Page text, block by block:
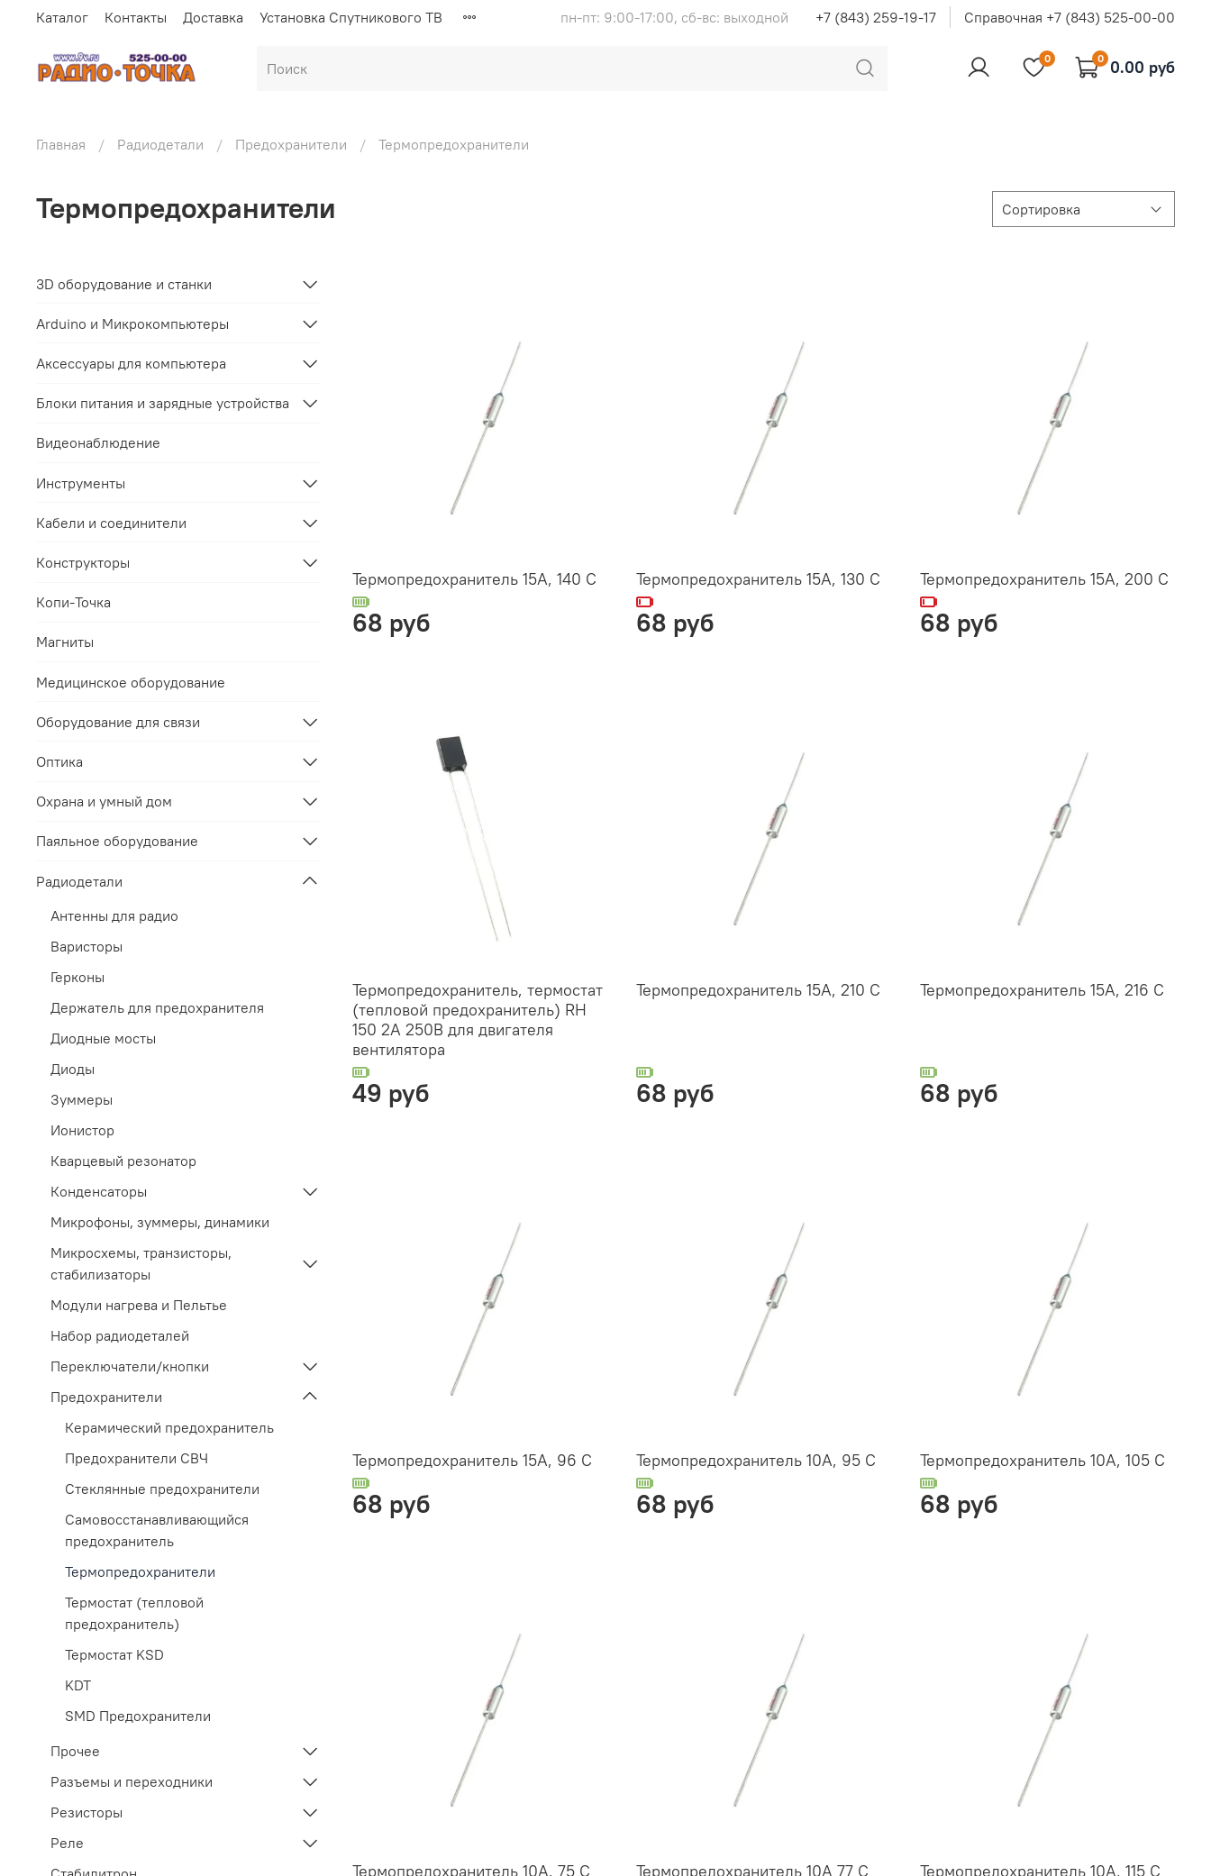
Каталог Контакты Доставка Установка Спутникового ТВ пн-пт: 9:00-17:00, сб-вс: выходной +7 (843) 259-19-17 Справочная +7 (843) 525-00-00
0 0 0.00 руб
Главная Радиодетали Предохранители Термопредохранители
Термопредохранители
Термопредохранитель 15А, 140 C
68 руб
Термопредохранитель 15А, 130 C
68 руб
Термопредохранитель 15А, 200 C
68 руб
Термопредохранитель, термостат
(тепловой предохранитель) RH
150 2А 250B для двигателя
вентилятора
49 руб
Термопредохранитель 15А, 210 C
68 руб
Термопредохранитель 15А, 216 С
68 руб
Термопредохранитель 15А, 96 С
68 руб
Термопредохранитель 10А, 95 С
68 руб
Термопредохранитель 10А, 105 С
68 руб
Термопредохранитель 10А, 75 С Термопредохранитель 10А 77 С Термопредохранитель 10А, 115 С
3D оборудование и станки
Arduino и Микрокомпьютеры
Аксессуары для компьютера
Блоки питания и зарядные устройства
Видеонаблюдение
Инструменты
Кабели и соединители
Конструкторы
Копи-Точка
Магниты
Медицинское оборудование
Оборудование для связи
Оптика
Охрана и умный дом
Паяльное оборудование
Радиодетали
Антенны для радио
Варисторы
Герконы
Держатель для предохранителя
Диодные мосты
Диоды
Зуммеры
Ионистор
Кварцевый резонатор
Конденсаторы
Микрофоны, зуммеры, динамики
Микросхемы, транзисторы,
стабилизаторы
Модули нагрева и Пельтье
Набор радиодеталей
Переключатели/кнопки
Предохранители
Керамический предохранитель
Предохранители СВЧ
Стеклянные предохранители
Самовосстанавливающийся
предохранитель
Термопредохранители
Термостат (тепловой
предохранитель)
Термостат KSD
KDT
SMD Предохранители
Прочее
Разъемы и переходники
Резисторы
Реле